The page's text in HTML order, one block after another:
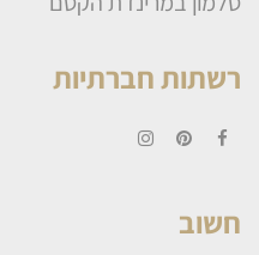
רשתות חברתיות
חשוב